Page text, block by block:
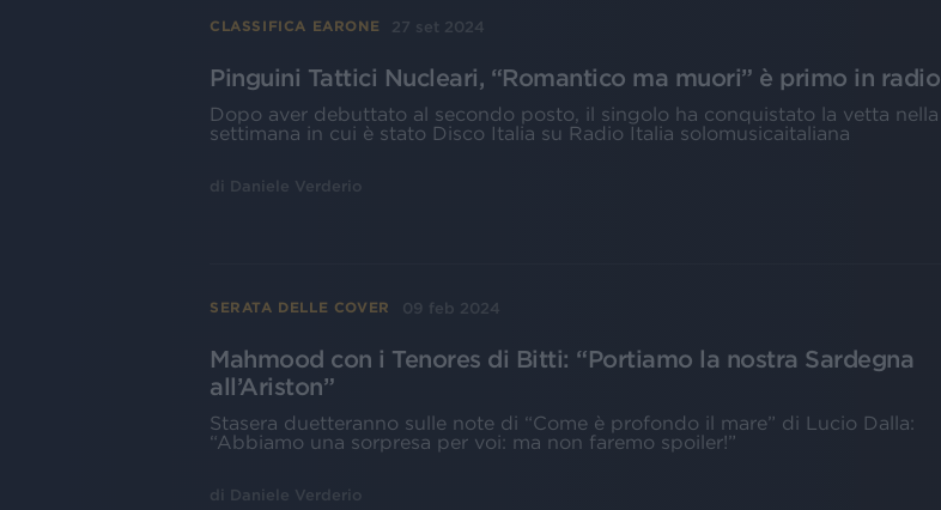
CLASSIFICA EARONE 27 set 2024
Pinguini Tattici Nucleari, “Romantico ma muori” è primo in radio
Dopo aver debuttato al secondo posto, il singolo ha conquistato la vetta nella
settimana in cui è stato Disco Italia su Radio Italia solomusicaitaliana
di Daniele Verderio
SERATA DELLE COVER 09 feb 2024
Mahmood con i Tenores di Bitti: “Portiamo la nostra Sardegna
all’Ariston”
Stasera duetteranno sulle note di “Come è profondo il mare” di Lucio Dalla:
“Abbiamo una sorpresa per voi: ma non faremo spoiler!”
di Daniele Verderio